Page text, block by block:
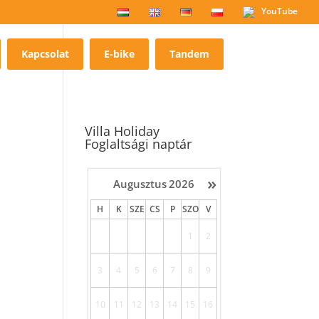
YouTube
Kapcsolat E-bike Tandem
Villa Holiday
Foglaltsági naptár
»
Augusztus2026
H K SZE CS P SZO V
1 2
3 4 5 6 7 8 9
10 11 12 13 14 15 16